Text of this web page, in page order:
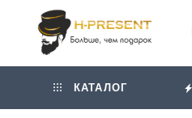
КАТАЛОГ